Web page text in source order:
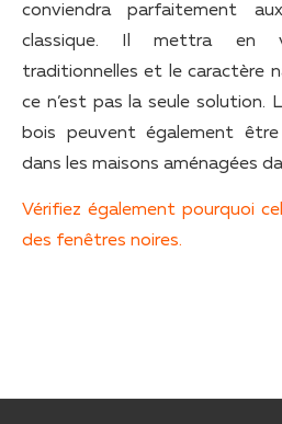
conviendra parfaitement
classique. Il mettra en
traditionnelles et le caractère
ce n’est pas la seule solution.
bois peuvent également
dans les maisons aménagées
Vérifiez également pourquoi
des fenêtres noires.